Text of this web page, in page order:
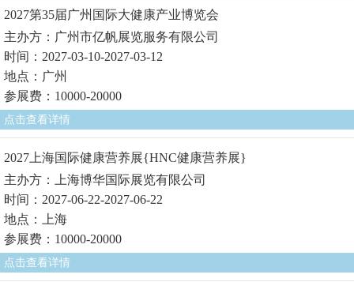
2027第35届广州国际大健康产业博览会
主办方：广州市亿帆展览服务有限公司
时间：2027-03-10-2027-03-12
地点：广州
参展费：10000-20000
点击查看详情
2027上海国际健康营养展{HNC健康营养展}
主办方：上海博华国际展览有限公司
时间：2027-06-22-2027-06-22
地点：上海
参展费：10000-20000
点击查看详情